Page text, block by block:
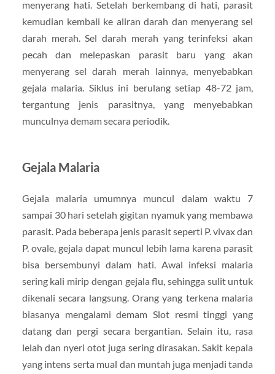
menyerang hati. Setelah berkembang di hati, parasit
kemudian kembali ke aliran darah dan menyerang sel
darah merah. Sel darah merah yang terinfeksi akan
pecah dan melepaskan parasit baru yang akan
menyerang sel darah merah lainnya, menyebabkan
gejala malaria. Siklus ini berulang setiap 48-72 jam,
tergantung jenis parasitnya, yang menyebabkan
munculnya demam secara periodik.
Gejala Malaria
Gejala malaria umumnya muncul dalam waktu 7
sampai 30 hari setelah gigitan nyamuk yang membawa
parasit. Pada beberapa jenis parasit seperti P. vivax dan
P. ovale, gejala dapat muncul lebih lama karena parasit
bisa bersembunyi dalam hati. Awal infeksi malaria
sering kali mirip dengan gejala flu, sehingga sulit untuk
dikenali secara langsung. Orang yang terkena malaria
biasanya mengalami demam Slot resmi tinggi yang
datang dan pergi secara bergantian. Selain itu, rasa
lelah dan nyeri otot juga sering dirasakan. Sakit kepala
yang intens serta mual dan muntah juga menjadi tanda